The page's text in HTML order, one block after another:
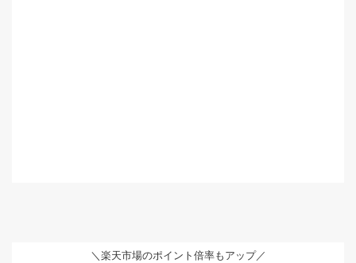
＼楽天市場のポイント倍率もアップ／